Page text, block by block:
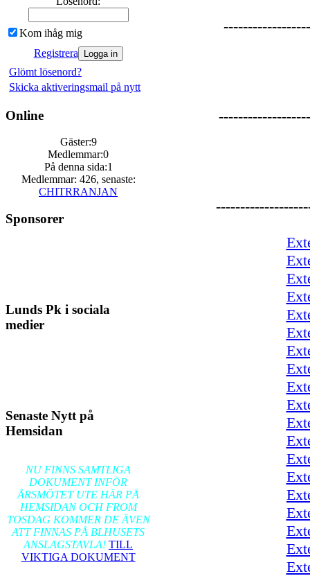
Kom ihåg mig
Registrera
Glömt lösenord?
Skicka aktiveringsmail på nytt
Online
Gäster:9
Medlemmar:0
På denna sida:1
Medlemmar: 426, senaste:
CHITRRANJAN
Sponsorer
Lunds Pk i sociala
medier
Senaste Nytt på
Hemsidan
NU FINNS SAMTLIGA
DOKUMENT INFÖR
ÅRSMÖTET UTE HÄR PÅ
HEMSIDAN OCH FROM
TOSDAG KOMMER DE ÄVEN
ATT FINNAS PÅ BLHUSETS
ANSLAGSTAVLA! TILL
VIKTIGA DOKUMENT